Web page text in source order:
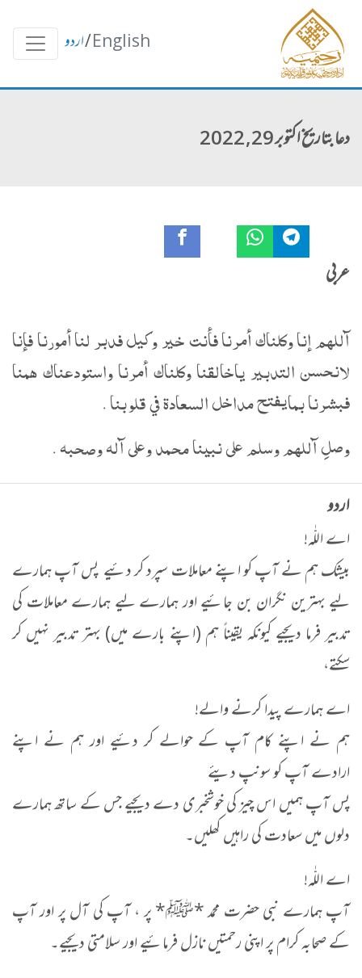
English
/اردو
دعا بتاریخ اکتوبر 29, 2022
عربی
آللهم إنا وكلناك أمرنا فأنت خير وكيل فدبر لنا أمورنا فإنا
لانحسن التدبير ياخالقنا وكلناك أمرنا واستودعناك همنا
فبشرنا بمايفتح مداخل السعادة في قلوبنا .
وصلِ آللهم وسلم على نبينا محمد وعلى آله وصحبه .
اردو
اے اللّٰہ!
بیشک ہم نے آپ کو اپنے معاملات سپرد کر دئیے پس آپ ہمارے
لیے بہترین نگران بن جائیے اور ہمارے لیے ہمارے معاملات کی
تدبیر فرما دیجیے کیونکہ یقیناً ہم (اپنے بارے میں) بہتر تدبیر نہیں کر
سکتے،
اے ہمارے پیدا کرنے والے!
ہم نے اپنے کام آپ کے حوالے کر دئیے اور ہم نے اپنے
ارادے آپ کو سونپ دیئے
پس آپ ہمیں اس چیز کی خوشخبری دے دیجیے جس کے ساتھ ہمارے
دلوں میں سعادت کی راہیں کھلیں۔
اے اللّٰہ!
آپ ہمارے نبی حضرت محمد *ﷺ* پر ، آپ کی آل پر اور آپ
کے صحابہ کرام پر اپنی رحمتیں نازل فرمائیے اور سلامتی دیجیے۔